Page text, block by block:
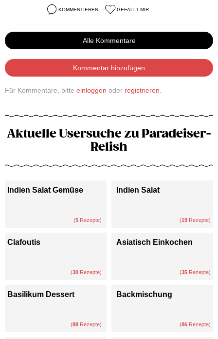
KOMMENTIEREN GEFÄLLT MIR
Alle Kommentare
Kommentar hinzufügen
Für Kommentare, bitte einloggen oder registrieren
Aktuelle Usersuche zu Paradeiser-
Relish
Indien Salat Gemüse
(5 Rezepte)
Indien Salat
(19 Rezepte)
Clafoutis
(30 Rezepte)
Asiatisch Einkochen
(35 Rezepte)
Basilikum Dessert
(88 Rezepte)
Backmischung
(86 Rezepte)